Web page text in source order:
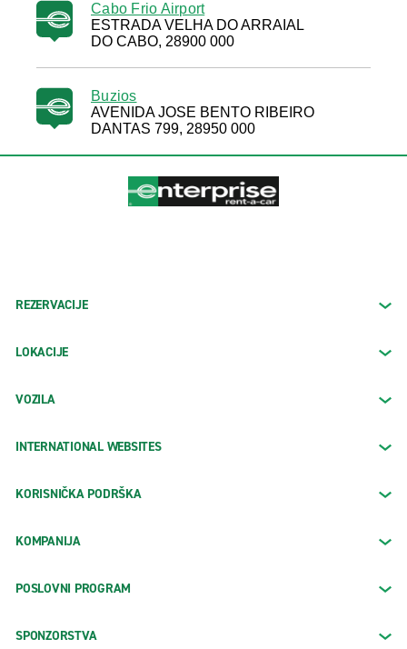
Cabo Frio Airport
ESTRADA VELHA DO ARRAIAL
DO CABO, 28900 000
Buzios
AVENIDA JOSE BENTO RIBEIRO
DANTAS 799, 28950 000
REZERVACIJE
LOKACIJE
VOZILA
INTERNATIONAL WEBSITES
KORISNIČKA PODRŠKA
KOMPANIJA
POSLOVNI PROGRAM
SPONZORSTVA